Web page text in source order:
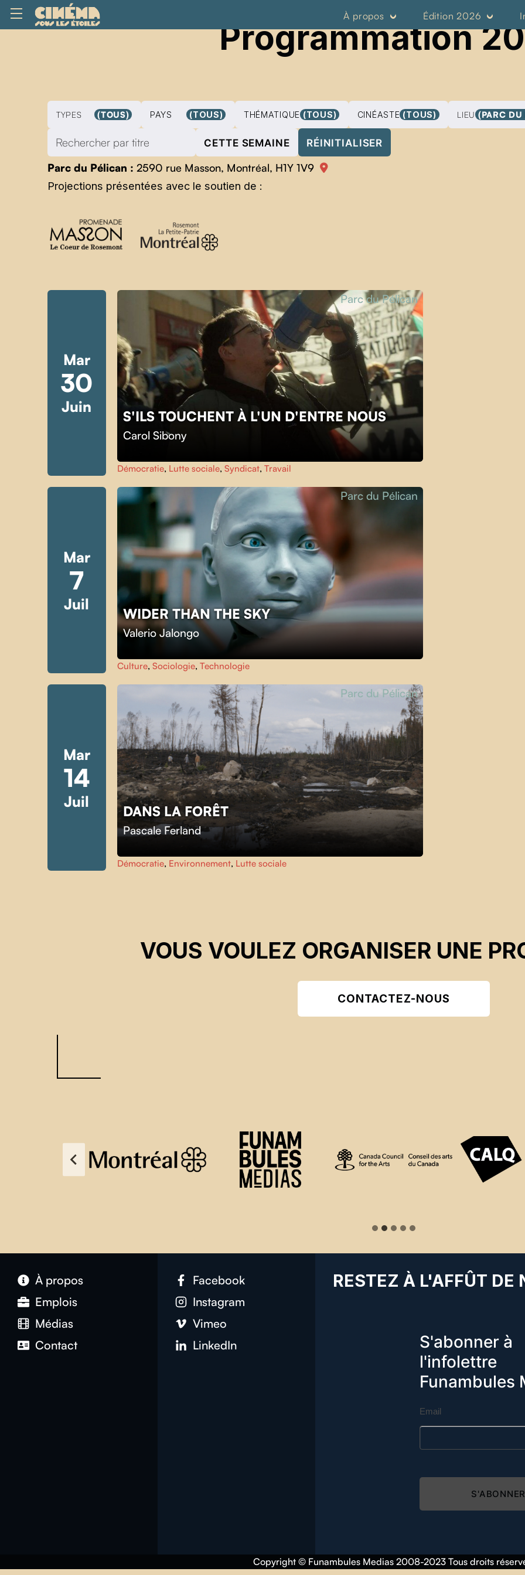
À propos Édition 2026
Programmation
TYPES (TOUS) PAYS (TOUS) THÉMATIQUE (TOUS) CINÉASTE (TOUS) LIEU (PARC
CETTE SEMAINE RÉINITIALISER
Parc du Pélican : 2590 rue Masson, Montréal, H1Y 1V9
Projections présentées avec le soutien de :
Mar
30
Juin
S'ILS TOUCHENT À L'UN D'ENTRE NOUS
Carol Sibony
Parc du Pélican
Démocratie, Lutte sociale, Syndicat, Travail
Mar
7
Juil
WIDER THAN THE SKY
Valerio Jalongo
Parc du Pélican
Culture, Sociologie, Technologie
Mar
14
Juil
DANS LA FORÊT
Pascale Ferland
Parc du Pélican
Démocratie, Environnement, Lutte sociale
Skip back to main navigation
VOUS VOULEZ ORGANISER UNE
CONTACTEZ-NOUS
À propos
Emplois
Médias
Contact
Facebook
Instagram
Vimeo
LinkedIn
RESTEZ À L'AFFÛT DE
S'abonner à
l'infolettre
Funambules
Email
S'ABONNER
Copyright © Funambules Medias 2008-2023 Tous droits